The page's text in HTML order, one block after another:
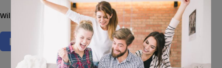
Wil jij dit winnen? Waag je kans!